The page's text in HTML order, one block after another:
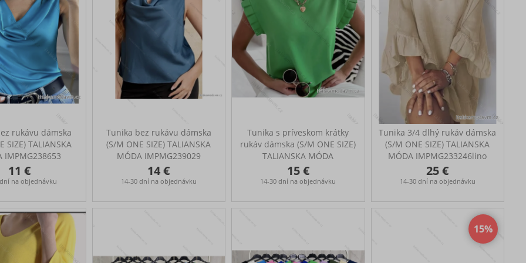
cm, boky: 120-144 cm, dĺžka:
meraná horná časť: 94 cm
rukávu dámska
SIZE) TALIANSKA
IMPMG238653
11 €
na objednávku
Tunika bez rukávu dámska
(S/M ONE SIZE) TALIANSKA
MÓDA IMPMG239029
14 €
14-30 dní na objednávku
Tunika s príveskom krátky
rukáv dámska (S/M ONE SIZE)
TALIANSKA MÓDA
IMPMG231152
15 €
14-30 dní na objednávku
Tunika 3/4 dlhý rukáv dámska
(S/M ONE SIZE) TALIANSKA
MÓDA IMPMG233246lino
25 €
14-30 dní na objednávku
15